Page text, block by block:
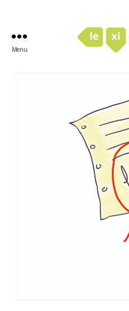
Menu